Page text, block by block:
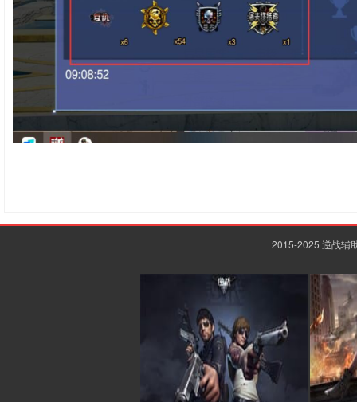
2015-2025 逆战辅